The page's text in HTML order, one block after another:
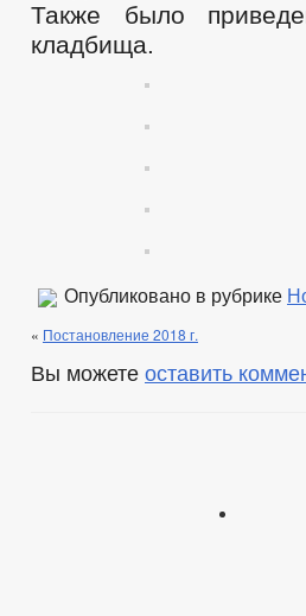
Также было
кладбища.
Опубликовано в рубрике
« Постановление 2018 г.
Вы можете оставить